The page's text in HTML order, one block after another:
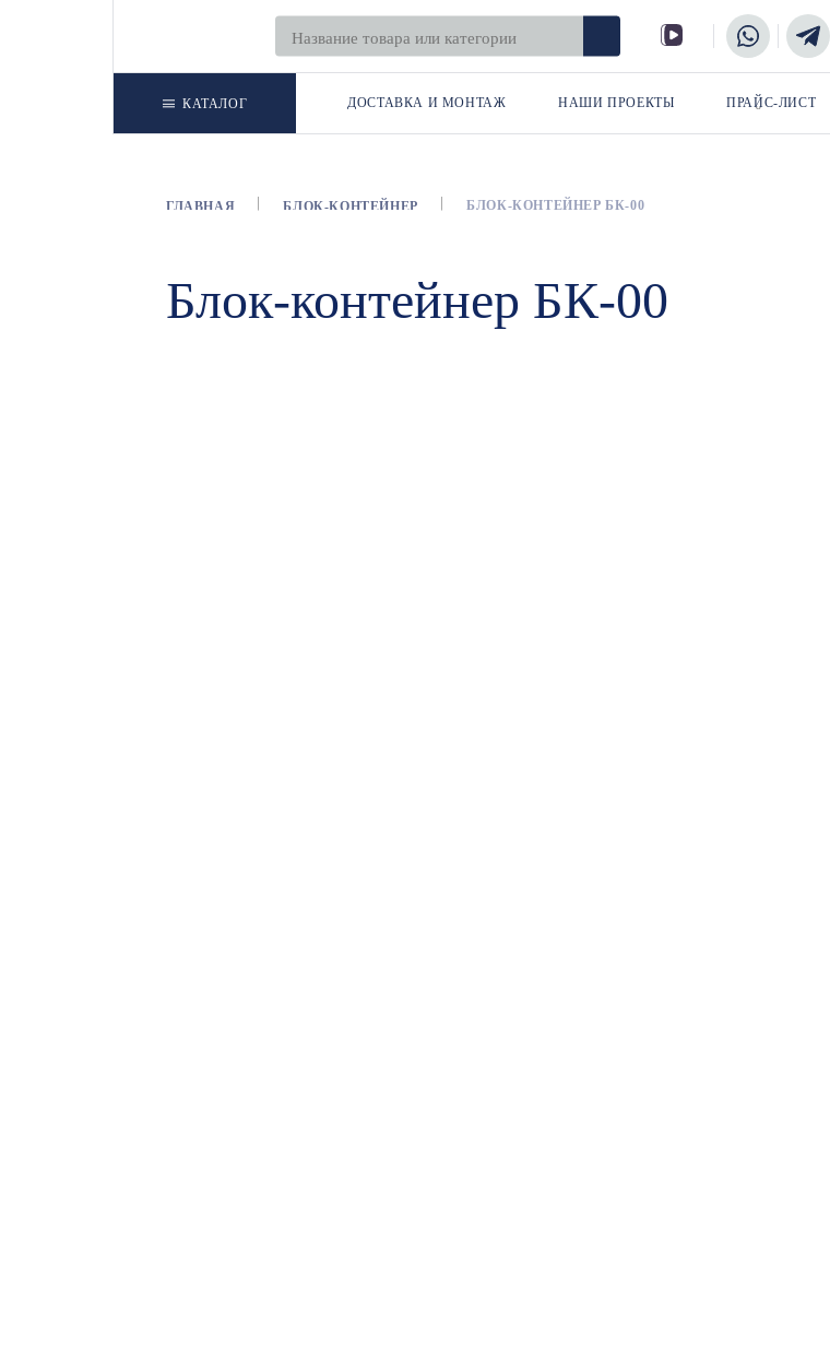
КАТАЛОГ ДОСТАВКА И МОНТАЖ НАШИ ПРОЕКТЫ ПРАЙС-ЛИСТ
ГЛАВНАЯ БЛОК-КОНТЕЙНЕР БЛОК-КОНТЕЙНЕР БК-00
Блок-контейнер БК-00